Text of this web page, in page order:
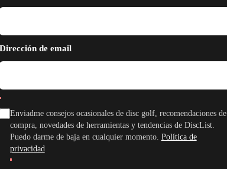
Dirección de email
Enviadme consejos ocasionales de disc golf, recomendaciones de
compra, novedades de herramientas y tendencias de DiscList.
Puedo darme de baja en cualquier momento. Política de
privacidad